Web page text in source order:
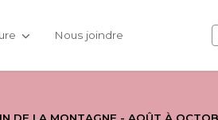
Nous joindre